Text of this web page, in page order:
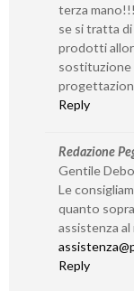
terza
se si tratta
prodotti
sostituzione
Reply
Redazione
Gentile
Le
quanto
assistenza
Reply